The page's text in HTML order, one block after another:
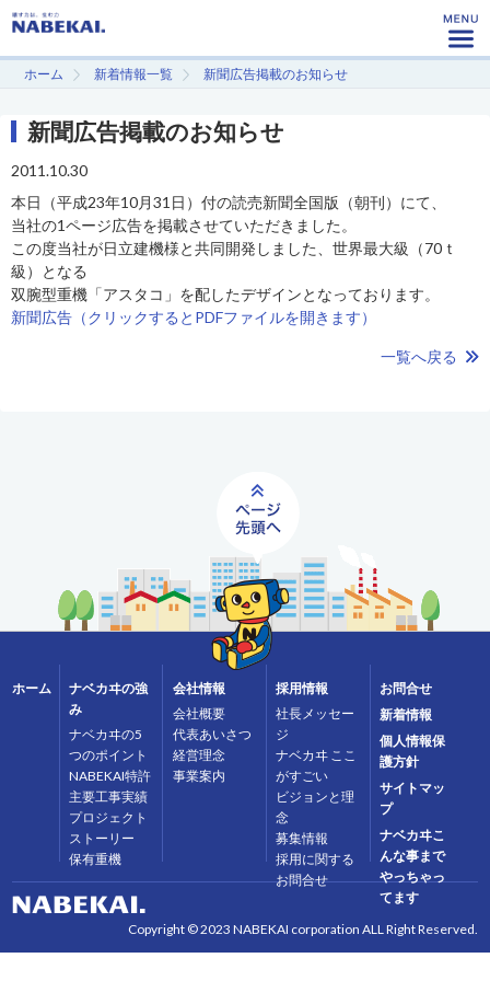
ホーム 新着情報一覧 新聞広告掲載のお知らせ
新聞広告掲載のお知らせ
2011.10.30
本日（平成23年10月31日）付の読売新聞全国版（朝刊）にて、
当社の1ページ広告を掲載させていただきました。
この度当社が日立建機様と共同開発しました、世界最大級（70ｔ
級）となる
双腕型重機「アスタコ」を配したデザインとなっております。
新聞広告（クリックするとPDFファイルを開きます）
一覧へ戻る
ホーム
ナベカヰの強
み
ナベカヰの5
つのポイント
NABEKAI特許
主要工事実績
プロジェクト
ストーリー
保有重機
会社情報
会社概要
代表あいさつ
経営理念
事業案内
採用情報
社長メッセー
ジ
ナベカヰ ここ
がすごい
ビジョンと理
念
募集情報
採用に関する
お問合せ
お問合せ
新着情報
個人情報保
護方針
サイトマッ
プ
ナベカヰこ
んな事まで
やっちゃっ
てます
Copyright © 2023 NABEKAI corporation ALL Right Reserved.